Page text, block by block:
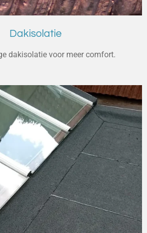
Dakisolatie
dakisolatie voor meer comfort.